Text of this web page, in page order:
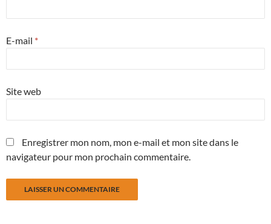
E-mail *
Site web
Enregistrer mon nom, mon e-mail et mon site dans le
navigateur pour mon prochain commentaire.